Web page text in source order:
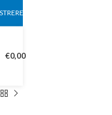
€0,00